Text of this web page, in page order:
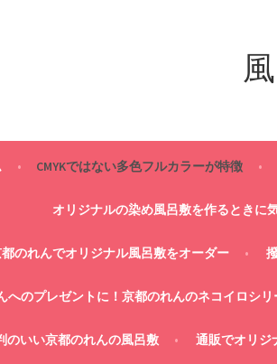
CMYKではない多色フルカラーが特徴
オリジナルの染め風呂敷を作るときに
のれんでオリジナル風呂敷をオーダー
へのプレゼントに！京都のれんのネコイロシ
のいい京都のれんの風呂敷 通販でオリジ